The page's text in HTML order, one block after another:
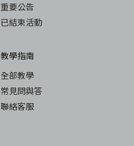
重要公告
已結束活動
教學指南
全部教學
常見問與答
聯絡客服